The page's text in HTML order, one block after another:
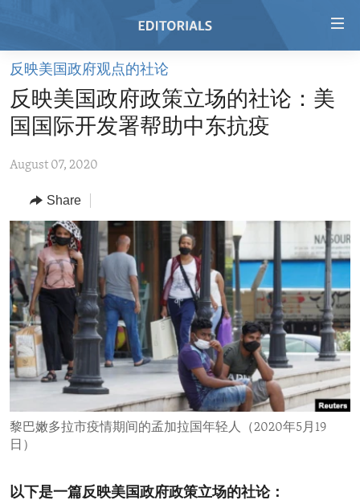
Skip
main
content
to
Navigation
Skip
Search
HOME
VIDEO
REGIONS
AFRICA
AMERICAS
ASIA
EUROPE
MIDDLE EAST
TOPICS
HUMAN RIGHTS
SECURITY AND DEFENSE
AID AND DEVELOPMENT
DEMOCRACY AND GOVERNANCE
ECONOMY AND TRADE
ENVIRONMENT AND HEALTH
IDEALS AND INSTITUTIONS
ARCHIVE
ABOUT US
FOLLOW US
反映美国政府观点的社论
反映美国政府政策立场的社论：美
国国际开发署帮助中东抗疫
August 07, 2020
Share
黎巴嫩多拉市疫情期间的孟加拉国年轻人（2020年5月19
日）
以下是一篇反映美国政府政策立场的社论：